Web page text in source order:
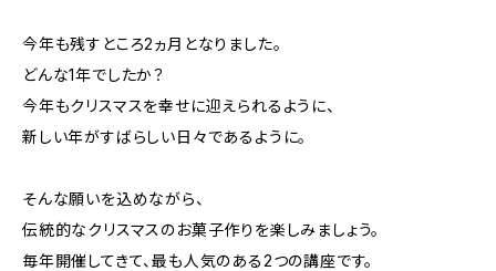
今年も残すところ2ヵ月となりました。
どんな1年でしたか？
今年もクリスマスを幸せに迎えられるように、
新しい年がすばらしい日々であるように。
そんな願いを込めながら、
伝統的なクリスマスのお菓子作りを楽しみましょう。
毎年開催してきて、最も人気のある2つの講座です。